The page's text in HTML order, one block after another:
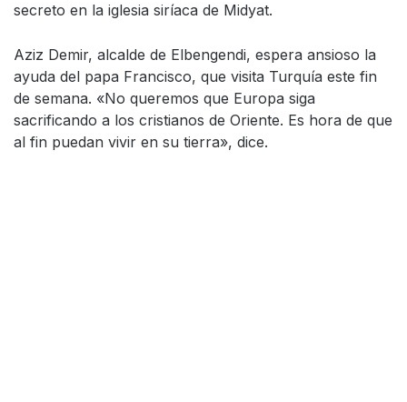
secreto en la iglesia siríaca de Midyat.
Aziz Demir, alcalde de Elbengendi, espera ansioso la
ayuda del papa Francisco, que visita Turquía este fin
de semana. «No queremos que Europa siga
sacrificando a los cristianos de Oriente. Es hora de que
al fin puedan vivir en su tierra», dice.